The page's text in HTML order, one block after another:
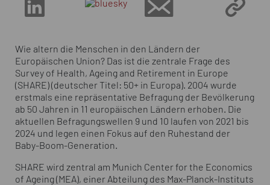
Wie altern die Menschen in den Ländern der
Europäischen Union? Das ist die zentrale Frage des
Survey of Health, Ageing and Retirement in Europe
(SHARE) (deutscher Titel: 50+ in Europa). 2004 wurde
erstmals eine repräsentative Befragung der Bevölkerung
ab 50 Jahren in 11 europäischen Ländern erhoben. Die
aktuellen Befragungswellen 9 und 10 laufen von 2021 bis
2024 und legen einen Fokus auf den Ruhestand der
Baby-Boom-Generation.
SHARE wird zentral am Munich Center for the Economics
of Ageing (MEA), einer Abteilung des Max-Planck-Instituts